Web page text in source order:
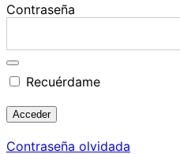
Contraseña
Recuérdame
Contraseña olvidada